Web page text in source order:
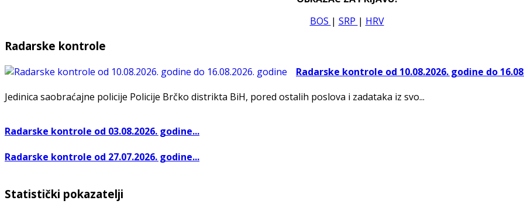
BOS | SRP | HRV
Radarske kontrole
Radarske kontrole od 10.08.2026. godine do
Jedinica saobraćajne policije Policije Brčko distrikta BiH, pored ostalih poslova i zadataka iz svo...
Radarske kontrole od 03.08.2026. godine...
Radarske kontrole od 27.07.2026. godine...
Statistički pokazatelji